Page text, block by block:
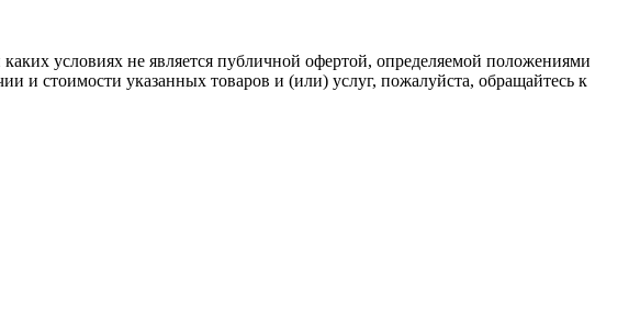
условиях не является публичной офертой, определяемой положениями
и стоимости указанных товаров и (или) услуг, пожалуйста, обращайтесь к